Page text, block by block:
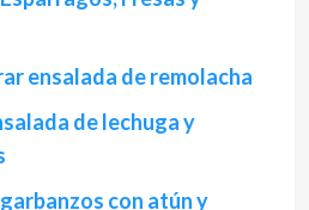
ensalada de remolacha
de lechuga y
con atún y